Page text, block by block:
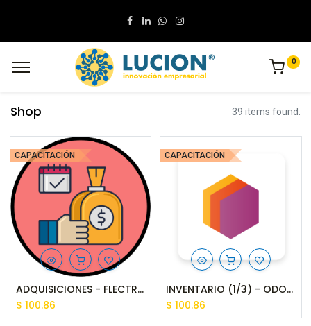
0
Shop 39 items found.
ADQUISICIONES - FLECTRA 2.0 - CAPACITACIÓN
$ 100.86
CAPACITACIÓN
INVENTARIO (1/3) - ODOO 16 - CAPACITACIÓN
$ 100.86
CAPACITACIÓN